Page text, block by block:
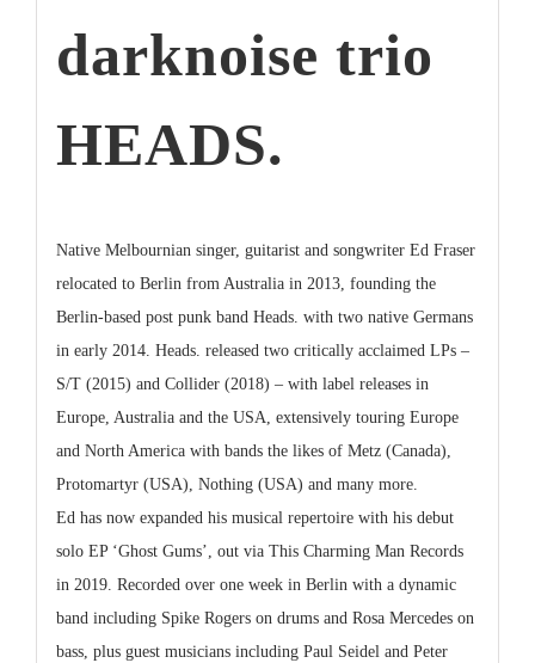
darknoise trio
HEADS.
Native Melbournian singer, guitarist and songwriter Ed Fraser
relocated to Berlin from Australia in 2013, founding the
Berlin-based post punk band Heads. with two native Germans
in early 2014. Heads. released two critically acclaimed LPs –
S/T (2015) and Collider (2018) – with label releases in
Europe, Australia and the USA, extensively touring Europe
and North America with bands the likes of Metz (Canada),
Protomartyr (USA), Nothing (USA) and many more.
Ed has now expanded his musical repertoire with his debut
solo EP ‘Ghost Gums’, out via This Charming Man Records
in 2019. Recorded over one week in Berlin with a dynamic
band including Spike Rogers on drums and Rosa Mercedes on
bass, plus guest musicians including Paul Seidel and Peter